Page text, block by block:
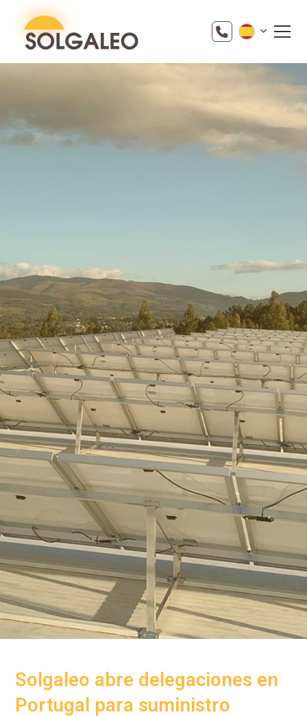
Solgaleo abre delegaciones en
Portugal para suministro